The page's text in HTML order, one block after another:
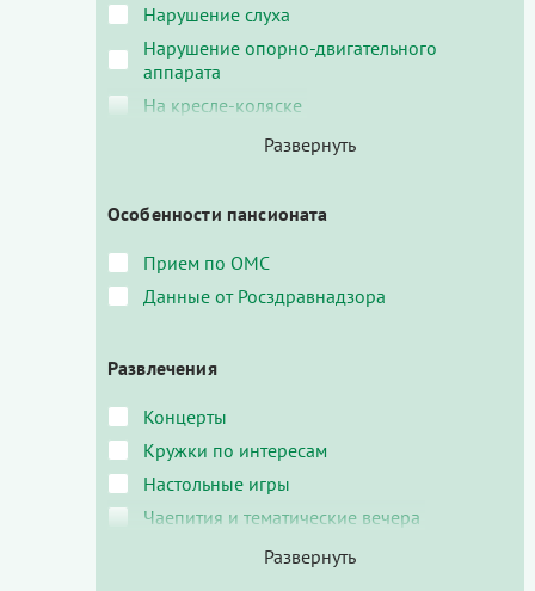
Нарушение слуха
Нарушение опорно-двигательного
аппарата
На кресле-коляске
Особенности пансионата
Прием по ОМС
Данные от Росздравнадзора
Развлечения
Концерты
Кружки по интересам
Настольные игры
Чаепития и тематические вечера